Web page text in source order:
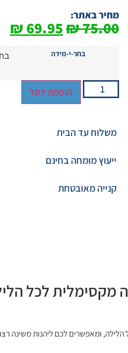
מחיר באתר:
75.00
₪
69.95
₪
בחר-י-מידה
הוספה לסל
משלוח עד הבית
ייעוץ מומחה בחינם
קנייה מאובטחת
מקסימלית לכל
ומאפשרים לכם ליהנות משינה